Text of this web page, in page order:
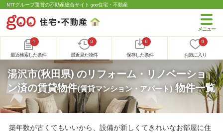
NTTグループ運営の不動産総合サイト goo住宅・不動産
1
最近検索した条件
0
最近見た物件
0
保存した条件
0
お気に入り
湯沢市(秋田県) のリフォーム・リノベーショ
ン済の賃貸物件(賃貸マンション・アパート) 物件一覧
築年数が古くてもいいから、設備が新しくてきれいなお部屋に住